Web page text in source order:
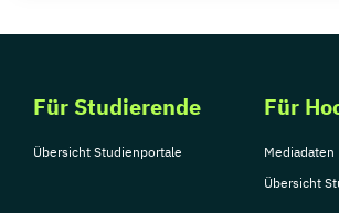
Für Studierende
Übersicht Studienportale
Für
Mediadaten
Übersicht